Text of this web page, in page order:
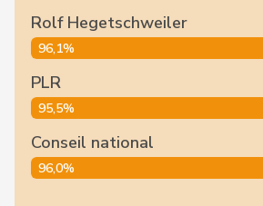
Rolf Hegetschweiler
96,1%
PLR
95,5%
Conseil national
96,0%